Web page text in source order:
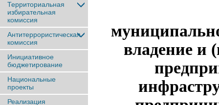
Территориальная
избирательная
комиссия
Антитеррористическая
комиссия
Инициативное
бюджетирование
Национальные
проекты
Реализация
владение и